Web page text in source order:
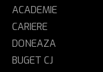
ACADEMIE
CARIERE
DONEAZA
BUGET CJ